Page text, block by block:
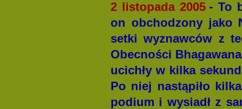
2 listopada 2005 - To
on obchodzony jako
setki wyznawców z
Obecności
ucichły w kilka
Po niej nastąpiło
podium i wysiadł z